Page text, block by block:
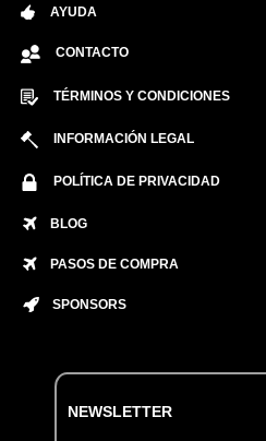
AYUDA
CONTACTO
TÉRMINOS Y CONDICIONES
INFORMACIÓN LEGAL
POLÍTICA DE PRIVACIDAD
BLOG
PASOS DE COMPRA
SPONSORS
NEWSLETTER